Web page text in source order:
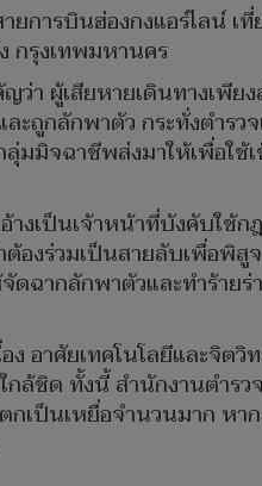
การบินฮ่องกงแอร์ไลน์ เ
กรุงเทพมหานคร
า ผู้เสียหายเดินทางเพีย
ถูกลักพาตัว กระทั่งตำร
มิจฉาชีพส่งมาให้เพื่อใช้
งเป็นเจ้าหน้าที่บังคับใช้ก
องร่วมเป็นสายลับเพื่อพิสู
ากลักพาตัวและทำร้ายร่
าศัยเทคโนโลยีและจิตวิ
กล้ชิด ทั้งนี้ สำนักงานตำร
เป็นเหยื่อจำนวนมาก หา